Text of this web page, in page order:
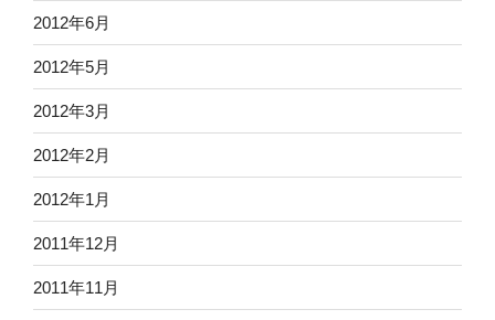
2012年6月
2012年5月
2012年3月
2012年2月
2012年1月
2011年12月
2011年11月